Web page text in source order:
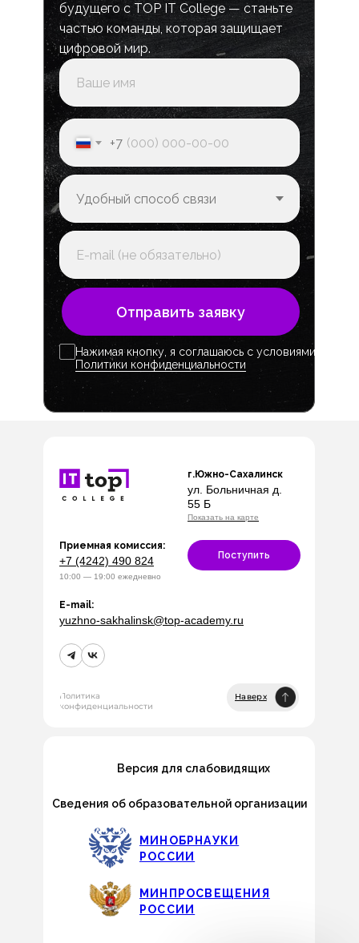
будущего с TOP IT College — станьте
частью команды, которая защищает
цифровой мир.
+7
Отправить заявку
Нажимая кнопку, я соглашаюсь с условиями
Политики конфиденциальности
Наверх
Политика
конфиденциальности
10:00 — 19:00 ежедневно
г.Южно-Сахалинск
yuzhno-sakhalinsk@top-academy.ru
E-mail:
Приемная комиссия:
ул. Больничная д.
55 Б
Показать на карте
Поступить
+7 (4242) 490 824
Версия для слабовидящих
Сведения об образовательной организации
МИНПРОСВЕЩЕНИЯ
РОССИИ
МИНОБРНАУКИ
РОССИИ